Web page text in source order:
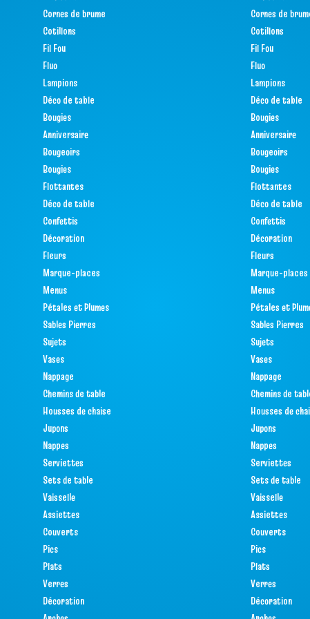
Cornes de brume
Cotillons
Fil Fou
Fluo
Lampions
Déco de table
Bougies
Anniversaire
Bougeoirs
Bougies
Flottantes
Déco de table
Confettis
Décoration
Fleurs
Marque-places
Menus
Pétales et Plumes
Sables Pierres
Sujets
Vases
Nappage
Chemins de table
Housses de chaise
Jupons
Nappes
Serviettes
Sets de table
Vaisselle
Assiettes
Couverts
Pics
Plats
Verres
Décoration
Cornes de
Cotillons
Fil Fou
Fluo
Lampions
Déco de table
Bougies
Anniversaire
Bougeoirs
Bougies
Flottantes
Déco de table
Confettis
Décoration
Fleurs
Marque-places
Menus
Pétales et
Sables Pierres
Sujets
Vases
Nappage
Chemins de
Housses de
Jupons
Nappes
Serviettes
Sets de table
Vaisselle
Assiettes
Couverts
Pics
Plats
Verres
Décoration